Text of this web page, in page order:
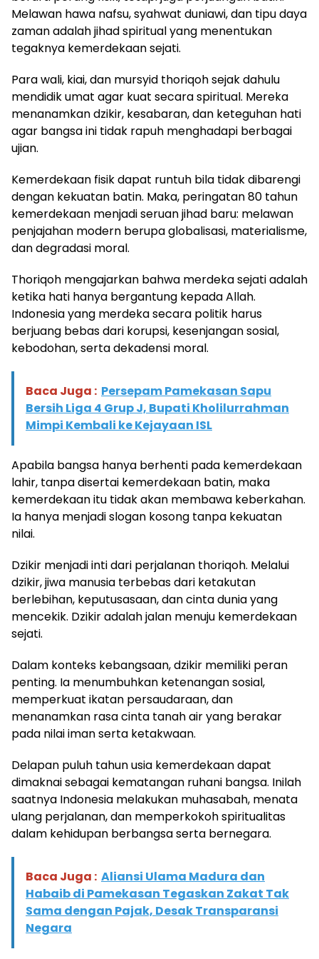
Melawan hawa nafsu, syahwat duniawi, dan tipu daya
zaman adalah jihad spiritual yang menentukan
tegaknya kemerdekaan sejati.
Para wali, kiai, dan mursyid thoriqoh sejak dahulu
mendidik umat agar kuat secara spiritual. Mereka
menanamkan dzikir, kesabaran, dan keteguhan hati
agar bangsa ini tidak rapuh menghadapi berbagai
ujian.
Kemerdekaan fisik dapat runtuh bila tidak dibarengi
dengan kekuatan batin. Maka, peringatan 80 tahun
kemerdekaan menjadi seruan jihad baru: melawan
penjajahan modern berupa globalisasi, materialisme,
dan degradasi moral.
Thoriqoh mengajarkan bahwa merdeka sejati adalah
ketika hati hanya bergantung kepada Allah.
Indonesia yang merdeka secara politik harus
berjuang bebas dari korupsi, kesenjangan sosial,
kebodohan, serta dekadensi moral.
Baca Juga : Persepam Pamekasan Sapu
Bersih Liga 4 Grup J, Bupati Kholilurrahman
Mimpi Kembali ke Kejayaan ISL
Apabila bangsa hanya berhenti pada kemerdekaan
lahir, tanpa disertai kemerdekaan batin, maka
kemerdekaan itu tidak akan membawa keberkahan.
Ia hanya menjadi slogan kosong tanpa kekuatan
nilai.
Dzikir menjadi inti dari perjalanan thoriqoh. Melalui
dzikir, jiwa manusia terbebas dari ketakutan
berlebihan, keputusasaan, dan cinta dunia yang
mencekik. Dzikir adalah jalan menuju kemerdekaan
sejati.
Dalam konteks kebangsaan, dzikir memiliki peran
penting. Ia menumbuhkan ketenangan sosial,
memperkuat ikatan persaudaraan, dan
menanamkan rasa cinta tanah air yang berakar
pada nilai iman serta ketakwaan.
Delapan puluh tahun usia kemerdekaan dapat
dimaknai sebagai kematangan ruhani bangsa. Inilah
saatnya Indonesia melakukan muhasabah, menata
ulang perjalanan, dan memperkokoh spiritualitas
dalam kehidupan berbangsa serta bernegara.
Baca Juga : Aliansi Ulama Madura dan
Habaib di Pamekasan Tegaskan Zakat Tak
Sama dengan Pajak, Desak Transparansi
Negara